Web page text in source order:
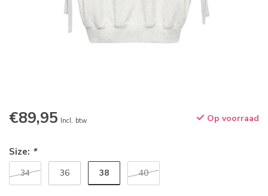
€89,95 Incl. btw Op voorraad
Size: *
34 36 38 40